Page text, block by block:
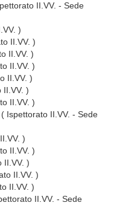
II.VV. - Sede
)
II.VV. )
II.VV. )
II.VV. )
II.VV. )
II.VV. )
II.VV. )
( Ispettorato II.VV. - Sede
)
II.VV. )
II.VV. )
II.VV. )
II.VV. )
II.VV. - Sede